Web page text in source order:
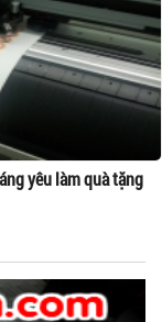
yêu làm quà tặng